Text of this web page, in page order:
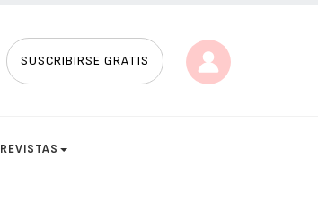
SUSCRIBIRSE GRATIS
REVISTAS